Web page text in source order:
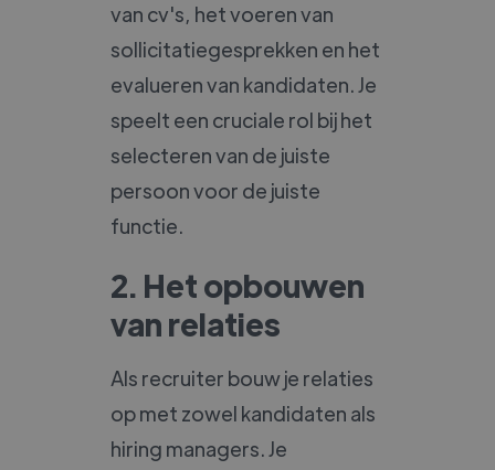
van cv's, het voeren van
sollicitatiegesprekken en het
evalueren van kandidaten. Je
speelt een cruciale rol bij het
selecteren van de juiste
persoon voor de juiste
functie.
2. Het opbouwen
van relaties
Als recruiter bouw je relaties
op met zowel kandidaten als
hiring managers. Je